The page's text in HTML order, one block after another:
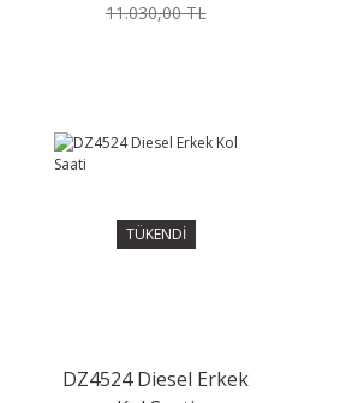
11.030,00 TL
TÜKENDİ
DZ4524 Diesel Erkek